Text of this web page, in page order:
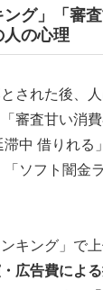
ング」「審
人の心理
された後、
審査甘い消
中 借りれる
ソフト闇金
キング」で
広告費によ